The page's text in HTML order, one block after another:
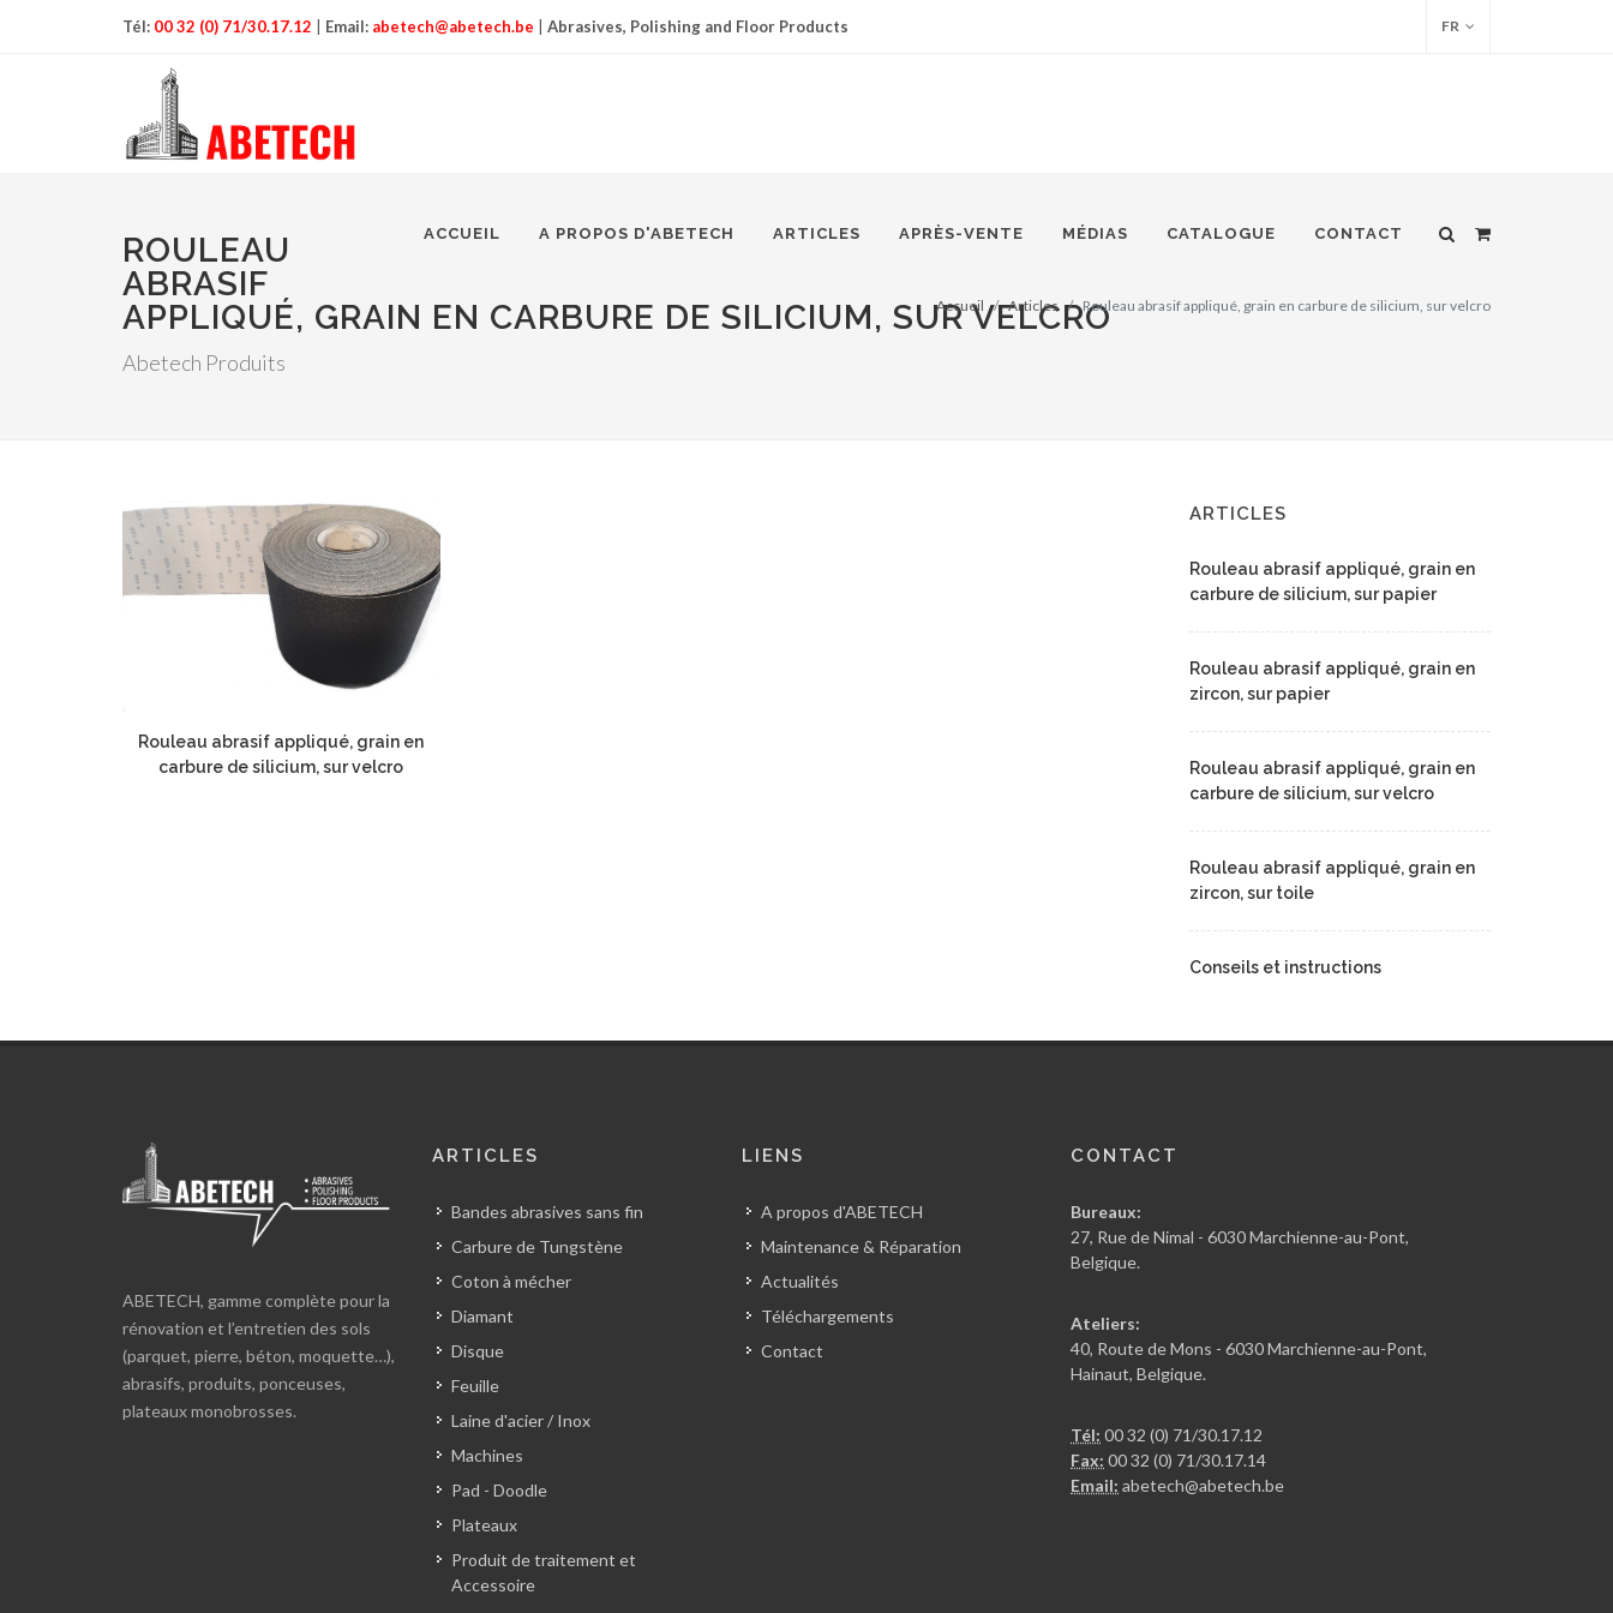
Tél: 00 32 (0) 71/30.17.12 Email: abetech@abetech.be Abrasives, Polishing and Floor Products FR
ACCUEIL A PROPOS D'ABETECH ARTICLES APRÈS-VENTE MÉDIAS CATALOGUE CONTACT
ROULEAU
ABRASIF
APPLIQUÉ, GRAIN EN CARBURE DE SILICIUM, SUR VELCRO
Abetech Produits
Accueil Articles Rouleau abrasif appliqué, grain en carbure de silicium, sur velcro
Rouleau abrasif appliqué, grain en
carbure de silicium, sur velcro
ARTICLES
Rouleau abrasif appliqué, grain en
carbure de silicium, sur papier
Rouleau abrasif appliqué, grain en
zircon, sur papier
Rouleau abrasif appliqué, grain en
carbure de silicium, sur velcro
Rouleau abrasif appliqué, grain en
zircon, sur toile
Conseils et instructions
ABETECH, gamme complète pour la
rénovation et l’entretien des sols
(parquet, pierre, béton, moquette…),
abrasifs, produits, ponceuses,
plateaux monobrosses.
ARTICLES
Bandes abrasives sans fin
Carbure de Tungstène
Coton à mécher
Diamant
Disque
Feuille
Laine d'acier / Inox
Machines
Pad - Doodle
Plateaux
Produit de traitement et
Accessoire
LIENS
A propos d'ABETECH
Maintenance & Réparation
Actualités
Téléchargements
Contact
CONTACT
Bureaux:
27, Rue de Nimal - 6030 Marchienne-au-Pont,
Belgique.
Ateliers:
40, Route de Mons - 6030 Marchienne-au-Pont,
Hainaut, Belgique.
Tél: 00 32 (0) 71/30.17.12
Fax: 00 32 (0) 71/30.17.14
Email: abetech@abetech.be